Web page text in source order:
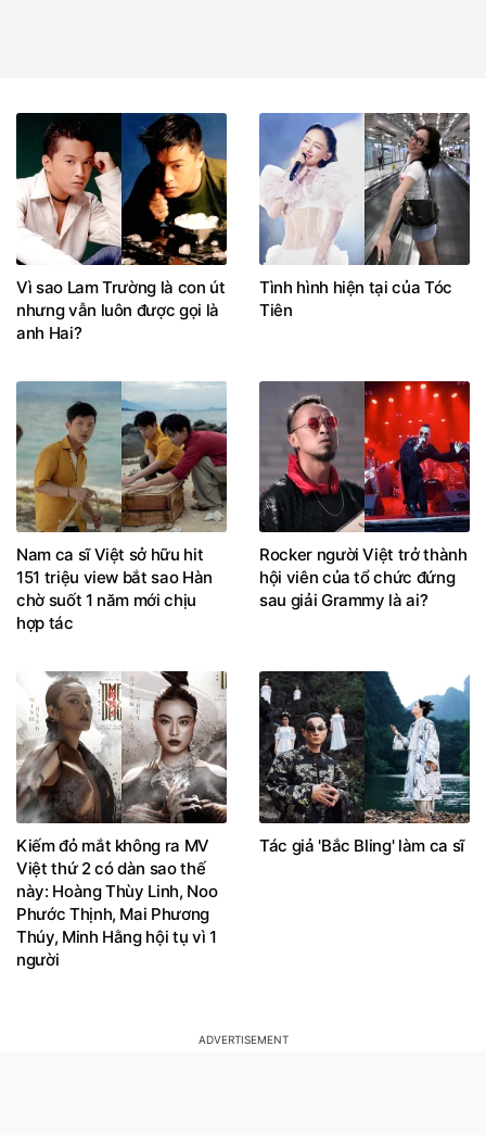
Vì sao Lam Trường là con út
nhưng vẫn luôn được gọi là
anh Hai?
Tình hình hiện tại của Tóc
Tiên
Nam ca sĩ Việt sở hữu hit
151 triệu view bắt sao Hàn
chờ suốt 1 năm mới chịu
hợp tác
Rocker người Việt trở thành
hội viên của tổ chức đứng
sau giải Grammy là ai?
Kiếm đỏ mắt không ra MV
Việt thứ 2 có dàn sao thế
này: Hoàng Thùy Linh, Noo
Phước Thịnh, Mai Phương
Thúy, Minh Hằng hội tụ vì 1
người
Tác giả 'Bắc Bling' làm ca sĩ